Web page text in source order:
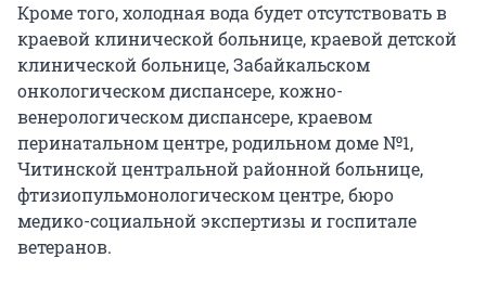
Кроме того, холодная вода будет отсутствовать в
краевой клинической больнице, краевой детской
клинической больнице, Забайкальском
онкологическом диспансере, кожно-
венерологическом диспансере, краевом
перинатальном центре, родильном доме №1,
Читинской центральной районной больнице,
фтизиопульмонологическом центре, бюро
медико-социальной экспертизы и госпитале
ветеранов.